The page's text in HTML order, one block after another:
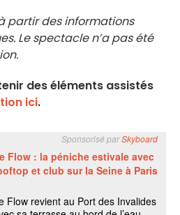
partir des informations
Le spectacle n’a pas été
des éléments assistés
ici.